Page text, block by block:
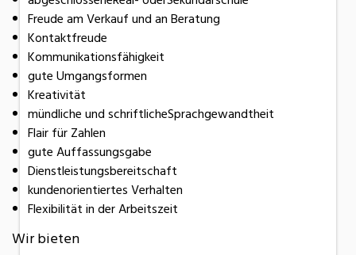
Freude am Verkauf und an Beratung
Kontaktfreude
Kommunikationsfähigkeit
gute Umgangsformen
Kreativität
mündliche und schriftlicheSprachgewandtheit
Flair für Zahlen
gute Auffassungsgabe
Dienstleistungsbereitschaft
kundenorientiertes Verhalten
Flexibilität in der Arbeitszeit
Wir bieten